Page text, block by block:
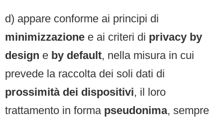
d) appare conforme ai principi di
minimizzazione e ai criteri di privacy by
design e by default, nella misura in cui
prevede la raccolta dei soli dati di
prossimità dei dispositivi, il loro
trattamento in forma pseudonima, sempre